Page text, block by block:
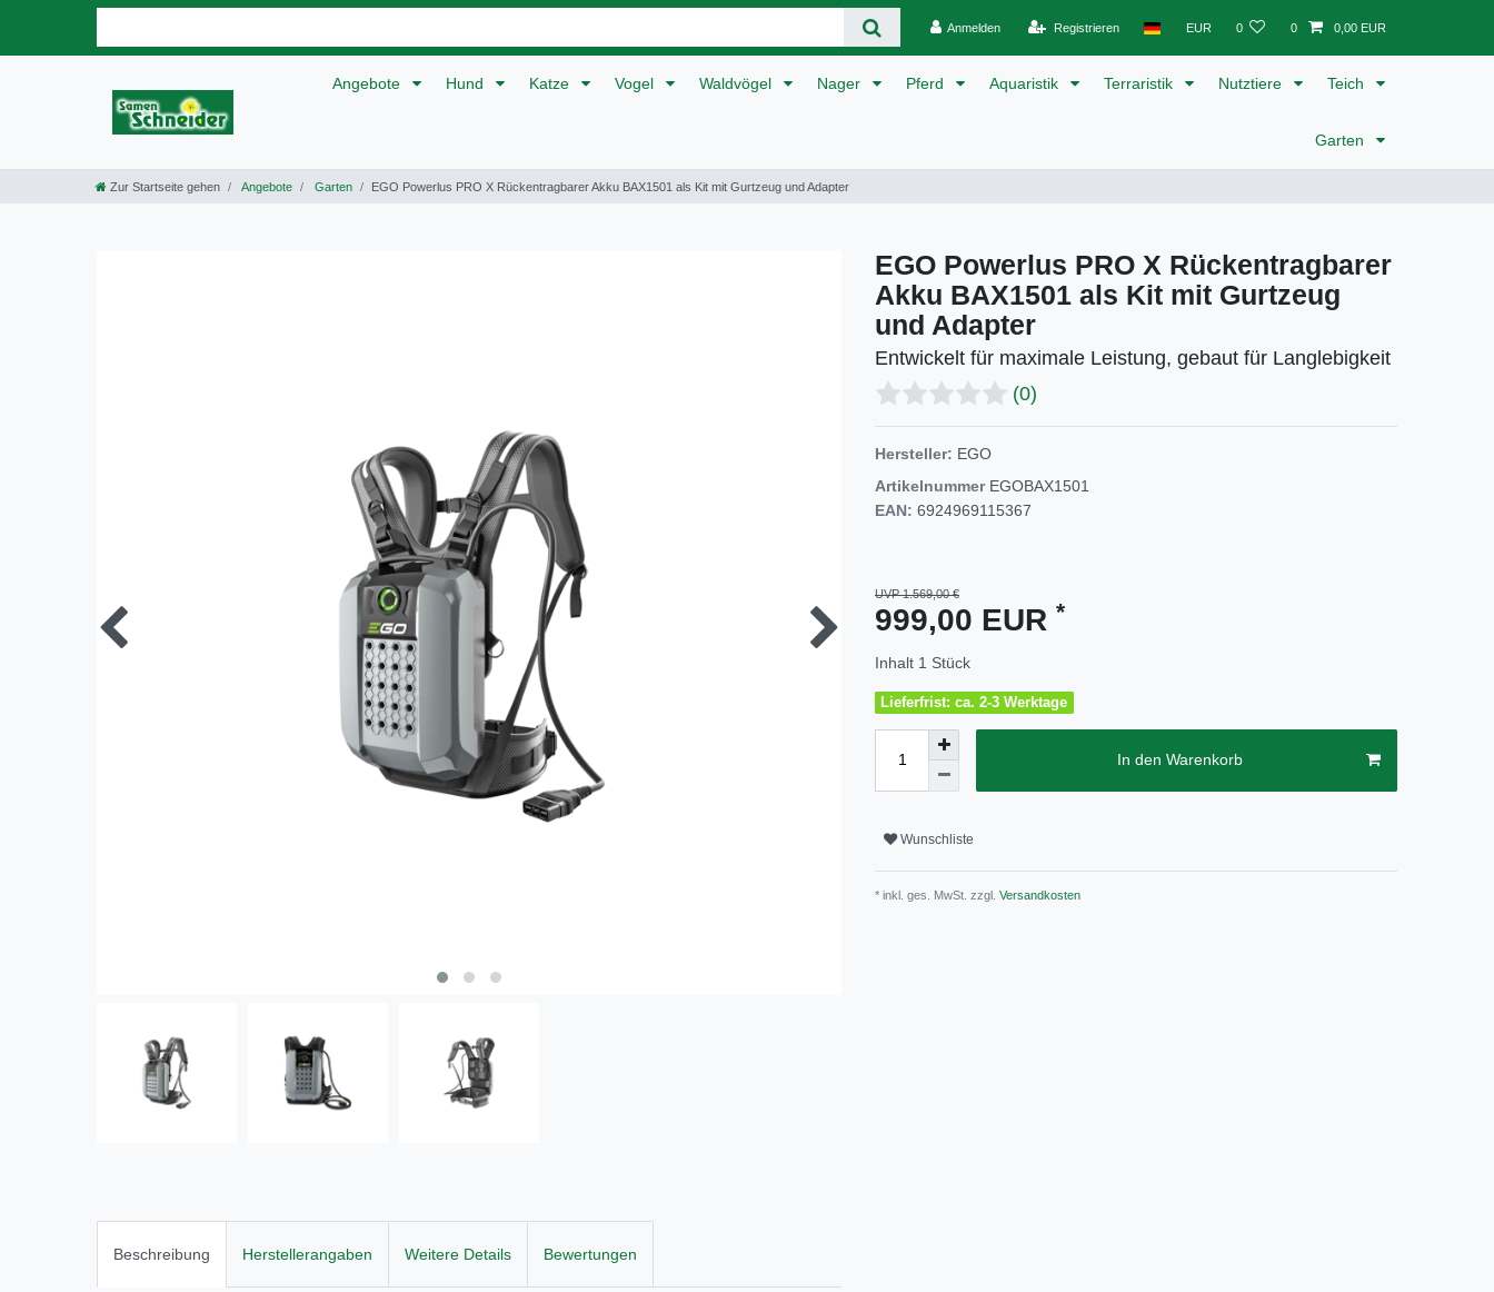
Anmelden Registrieren EUR 0 0 0,00 EUR
Angebote Hund Katze Vogel Waldvögel Nager Pferd Aquaristik Terraristik Nutztiere Teich
Garten
Zur Startseite gehen Angebote Garten EGO Powerlus PRO X Rückentragbarer Akku BAX1501 als Kit mit Gurtzeug und Adapter
EGO Powerlus PRO X Rückentragbarer
Akku BAX1501 als Kit mit Gurtzeug
und Adapter
Entwickelt für maximale Leistung, gebaut für Langlebigkeit
(0)
Hersteller: EGO
Artikelnummer EGOBAX1501
EAN: 6924969115367
UVP 1.569,00 €
999,00 EUR *
Inhalt 1 Stück
Lieferfrist: ca. 2-3 Werktage
In den Warenkorb
Wunschliste
* inkl. ges. MwSt. zzgl. Versandkosten
Beschreibung Herstellerangaben Weitere Details Bewertungen